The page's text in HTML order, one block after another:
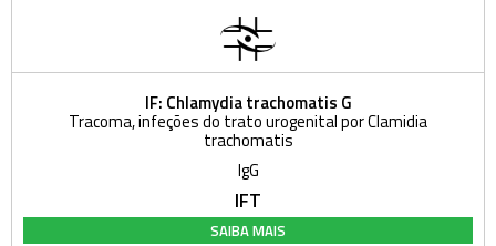
IF: Chlamydia trachomatis G
Tracoma, infeções do trato urogenital por Clamidia
trachomatis
IgG
IFT
SAIBA MAIS